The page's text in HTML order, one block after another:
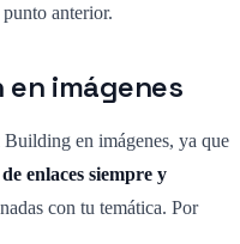
anterior.
imágenes
en imágenes, ya que
enlaces siempre y
con tu temática. Por